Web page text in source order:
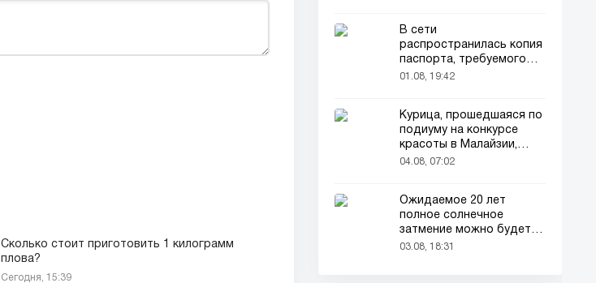
Сколько стоит приготовить 1 килограмм
плова?
Сегодня, 15:39
В сети
распространилась копия
паспорта, требуемого
для домашних животных
01.08, 19:42
Курица, прошедшаяся по
подиуму на конкурсе
красоты в Малайзии,
привлекла внимание
04.08, 07:02
Ожидаемое 20 лет
полное солнечное
затмение можно будет
наблюдать в августе
03.08, 18:31